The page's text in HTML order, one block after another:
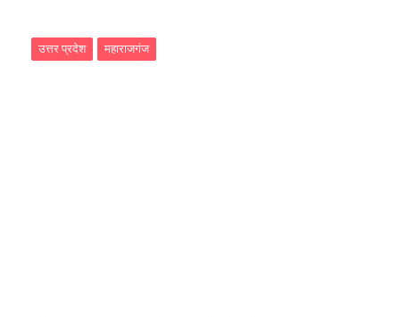
उत्तर प्रदेश महाराजगंज